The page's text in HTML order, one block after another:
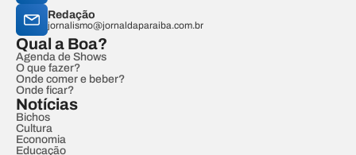
Redação
jornalismo@jornaldaparaiba.com.br
Qual a Boa?
Agenda de Shows
O que fazer?
Onde comer e beber?
Onde ficar?
Notícias
Bichos
Cultura
Economia
Educação